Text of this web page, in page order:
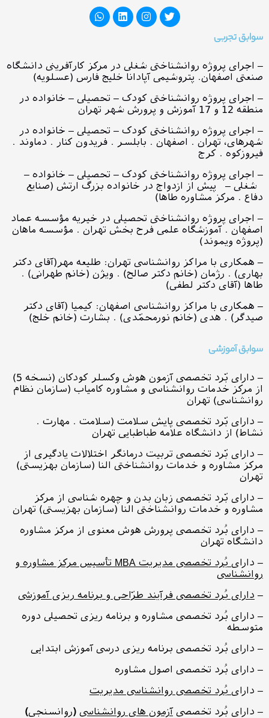
سوابق تجربی
– اجرای پروژه روانشناختی شغلی در مرکز کارآفرینی دانشگاه
صنعتی اصفهان. پتروشیمی آپادانا خلیج فارس (عسلویه)
– اجرای پروژه روانشناختی کودک – تحصیلی – خانواده در
منطقه 12 و 17 آموزش و پرورش شهر تهران
– اجرای پروژه روانشناختی کودک – تحصیلی – خانواده در
شهرهای، تهران . اصفهان . بابلسر . فریدون کنار . دماوند .
فیروزکوه . کرج
– اجرای پروژه روانشناختی کودک – تحصیلی – خانواده –
شغلی – پیش از ازدواج در خانواده بزرگ ارتش (صنایع
دفاع . مرکز مشاوره طاها)
– اجرای پروژه روانشناختی تحصیلی در خیریه مؤسسه عماد
اصفهان . آموزشگاه علمی فرح بخش تهران . مؤسسه ماهان
(پروژه ویموند)
– همکاری با مراکز روانشناسی تهران: طلیعه مهر(آقای دکتر
بهاری) . رژمان (خانم دکتر صالح) . ویژن (خانم طهرانی) .
طاها (آقای دکتر لطفی)
– همکاری با مراکز روانشناسی اصفهان: کیمیا (آقای دکتر
صیدگر) . هدی (خانم نورمحمّدی) . بشارت (خانم خلج)
سوابق آموزشی
– دارای بّرد تخصصی آزمون هوش وکسلر کودکان (نسخه 5)
از مرکز خدمات روانشناسی و مشاوره کامیاب (سازمان نظام
روانشناسی) تهران
– دارای بّرد تخصصی پایش سلامت (سلامت . مهارت .
نشاط) از دانشگاه علامه طباطبایی تهران
– دارای بّرد تخصصی تربیت درمانگر اختلالات یادگیری از
مرکز مشاوره و خدمات روانشناختی النا (سازمان بهزیستی)
تهران
– دارای بّرد تخصصی زبان بدن و چهره شناسی از مرکز
مشاوره و خدمات روانشناختی النا (سازمان بهزیستی) تهران
– دارای بُرد تخصصی پرورش هوش معنوی از مرکز مشاوره
دانشگاه تهران
– دارای
بُرد تخصصی مدیریت MBA تأسیس مرکز مشاوره و
روانشناسی
– دارای بُرد تخصصی فرآیند طرّاحی و برنامه ریزی آموزشی
– دارای بُرد تخصصی مشاوره و برنامه ریزی تحصیلی دوره
متوسطه
– دارای بُرد تخصصی برنامه ریزی درسی آموزش ابتدایی
– دارای بُرد تخصصی اصول مشاوره
– دارای بُرد تخصصی روانشناسی مدیریت
– دارای بُرد تخصصیآزمون های روانشناسی (روانسنجی)